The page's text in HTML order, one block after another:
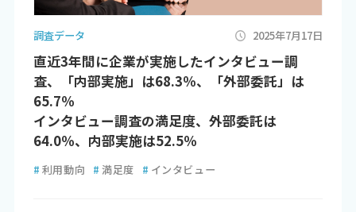
調査データ 2025年7月17日
直近3年間に企業が実施したインタビュー調
査、「内部実施」は68.3％、「外部委託」は
65.7％
インタビュー調査の満足度、外部委託は
64.0％、内部実施は52.5％
# 利用動向 # 満足度 # インタビュー